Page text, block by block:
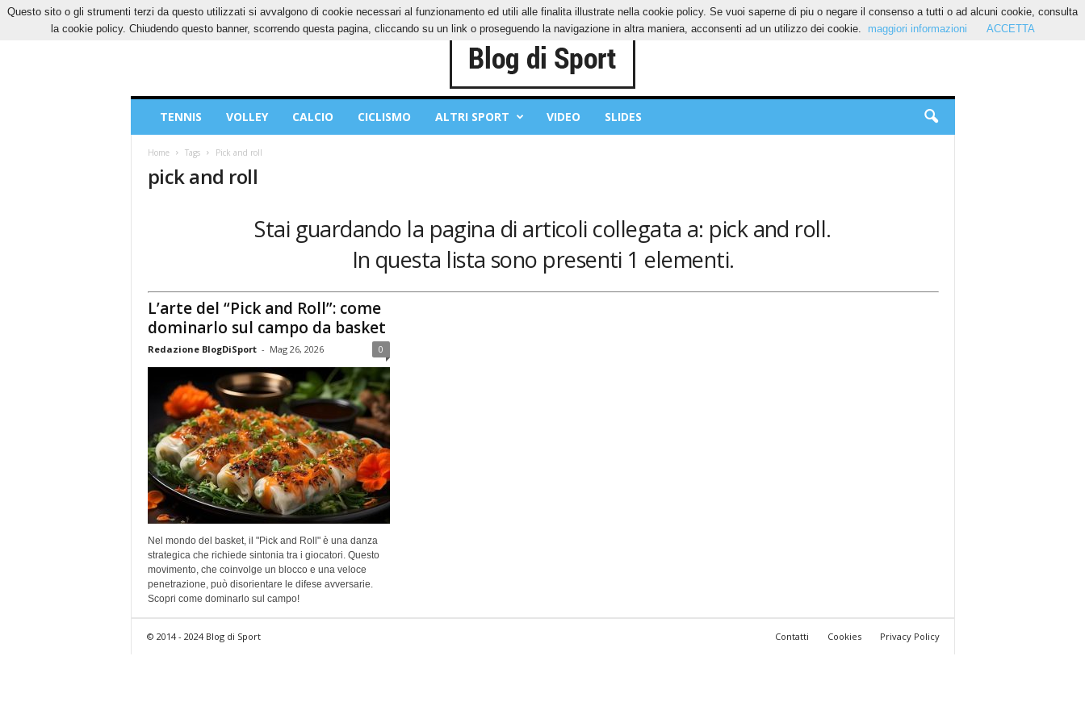
VENERDÌ, 7 AGOSTO 2026 CONTATTI COOKIES PRIVACY POLICY
Sport
TENNIS VOLLEY CALCIO CICLISMO ALTRI SPORT VIDEO SLIDES
Home Tags Pick and roll
pick and roll
Stai guardando la pagina di articoli collegata a: pick and roll.
In questa lista sono presenti 1 elementi.
L’arte del “Pick and Roll”: come
dominarlo sul campo da basket
Redazione BlogDiSport - Mag 26, 2026 0
Nel mondo del basket, il "Pick and Roll" è una danza
strategica che richiede sintonia tra i giocatori. Questo
movimento, che coinvolge un blocco e una veloce
penetrazione, può disorientare le difese avversarie.
Scopri come dominarlo sul campo!
Contatti Cookies Privacy Policy
© 2014 - 2024 Blog di Sport
Questo sito o gli strumenti terzi da questo utilizzati si avvalgono di cookie necessari al funzionamento ed utili alle finalita illustrate nella cookie policy. Se vuoi saperne di piu o negare il consenso a tutti o ad alcuni cookie, consulta
la cookie policy. Chiudendo questo banner, scorrendo questa pagina, cliccando su un link o proseguendo la navigazione in altra maniera, acconsenti ad un utilizzo dei cookie.
maggiori informazioni ACCETTA